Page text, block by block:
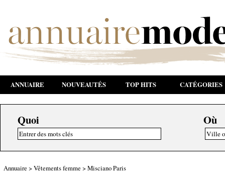
ANNUAIRE NOUVEAUTÉS TOP HITS CATÉGORIES
Quoi Où
Annuaire > Vêtements femme > Misciano Paris